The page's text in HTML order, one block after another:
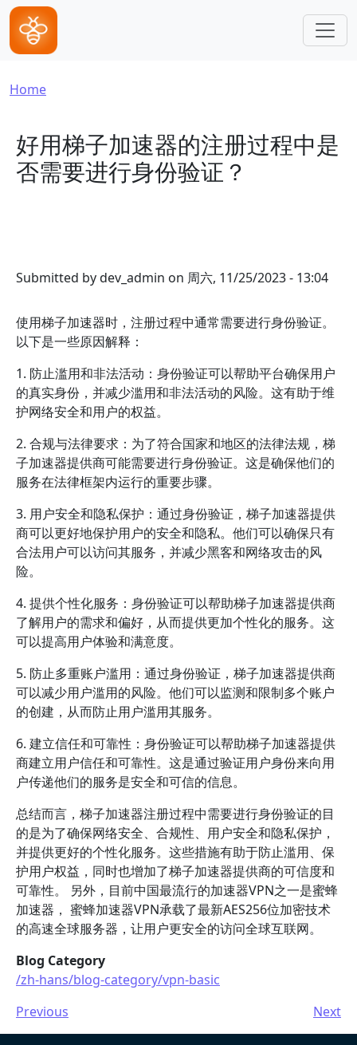
Skip to main content
Breadcrumb
Home
好用梯子加速器的注册过程中是
否需要进行身份验证？
Submitted bydev_admin on 周六, 11/25/2023 - 13:04
使用梯子加速器时，注册过程中通常需要进行身份验证。
以下是一些原因解释：
1. 防止滥用和非法活动：身份验证可以帮助平台确保用户
的真实身份，并减少滥用和非法活动的风险。这有助于维
护网络安全和用户的权益。
2. 合规与法律要求：为了符合国家和地区的法律法规，梯
子加速器提供商可能需要进行身份验证。这是确保他们的
服务在法律框架内运行的重要步骤。
3. 用户安全和隐私保护：通过身份验证，梯子加速器提供
商可以更好地保护用户的安全和隐私。他们可以确保只有
合法用户可以访问其服务，并减少黑客和网络攻击的风
险。
4. 提供个性化服务：身份验证可以帮助梯子加速器提供商
了解用户的需求和偏好，从而提供更加个性化的服务。这
可以提高用户体验和满意度。
5. 防止多重账户滥用：通过身份验证，梯子加速器提供商
可以减少用户滥用的风险。他们可以监测和限制多个账户
的创建，从而防止用户滥用其服务。
6. 建立信任和可靠性：身份验证可以帮助梯子加速器提供
商建立用户信任和可靠性。这是通过验证用户身份来向用
户传递他们的服务是安全和可信的信息。
总结而言，梯子加速器注册过程中需要进行身份验证的目
的是为了确保网络安全、合规性、用户安全和隐私保护，
并提供更好的个性化服务。这些措施有助于防止滥用、保
护用户权益，同时也增加了梯子加速器提供商的可信度和
可靠性。 另外，目前中国最流行的加速器VPN之一是蜜蜂
加速器， 蜜蜂加速器VPN承载了最新AES256位加密技术
的高速全球服务器，让用户更安全的访问全球互联网。
Blog Category
/zh-hans/blog-category/vpn-basic
Previous
Next